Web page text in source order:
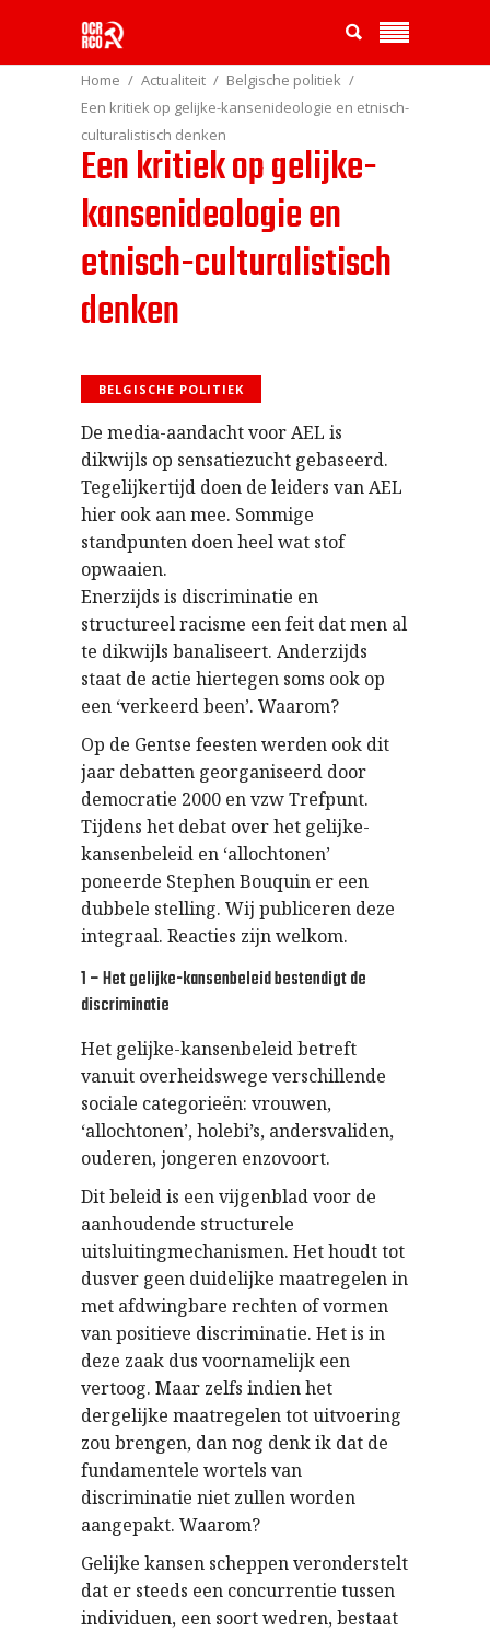
Home Actualiteit
Belgische politiek
Een kritiek op gelijke-kansenideologie en etnisch-
culturalistisch denken
Een kritiek op gelijke-
kansenideologie en
etnisch-culturalistisch
denken
BELGISCHE POLITIEK
De media-aandacht voor AEL is
dikwijls op sensatiezucht gebaseerd.
Tegelijkertijd doen de leiders van AEL
hier ook aan mee. Sommige
standpunten doen heel wat stof
opwaaien.
Enerzijds is discriminatie en
structureel racisme een feit dat men al
te dikwijls banaliseert. Anderzijds
staat de actie hiertegen soms ook op
een ‘verkeerd been’. Waarom?
Op de Gentse feesten werden ook dit
jaar debatten georganiseerd door
democratie 2000 en vzw Trefpunt.
Tijdens het debat over het gelijke-
kansenbeleid en ‘allochtonen’
poneerde Stephen Bouquin er een
dubbele stelling. Wij publiceren deze
integraal. Reacties zijn welkom.
1 – Het gelijke-kansenbeleid bestendigt de
discriminatie
Het gelijke-kansenbeleid betreft
vanuit overheidswege verschillende
sociale categorieën: vrouwen,
‘allochtonen’, holebi’s, andersvaliden,
ouderen, jongeren enzovoort.
Dit beleid is een vijgenblad voor de
aanhoudende structurele
uitsluitingmechanismen. Het houdt tot
dusver geen duidelijke maatregelen in
met afdwingbare rechten of vormen
van positieve discriminatie. Het is in
deze zaak dus voornamelijk een
vertoog. Maar zelfs indien het
dergelijke maatregelen tot uitvoering
zou brengen, dan nog denk ik dat de
fundamentele wortels van
discriminatie niet zullen worden
aangepakt. Waarom?
Gelijke kansen scheppen veronderstelt
dat er steeds een concurrentie tussen
individuen, een soort wedren, bestaat